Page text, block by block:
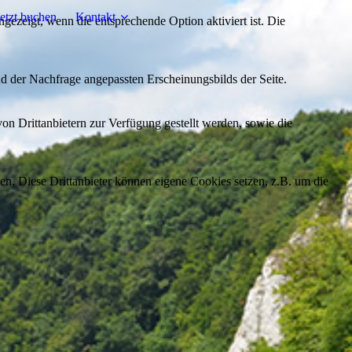
buchen Kontakt
wenn die entsprechende Option aktiviert ist. Die
Nachfrage angepassten Erscheinungsbilds der Seite.
Drittanbietern zur Verfügung gestellt werden, sowie die
Diese Drittanbieter können eigene Cookies setzen, z.B. um die